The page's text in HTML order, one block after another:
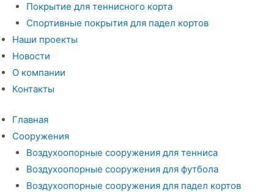
Покрытие для теннисного корта
Спортивные покрытия для падел кортов
Наши проекты
Новости
О компании
Контакты
Главная
Сооружения
Воздухоопорные сооружения для тенниса
Воздухоопорные сооружения для футбола
Воздухоопорные сооружения для падел кортов